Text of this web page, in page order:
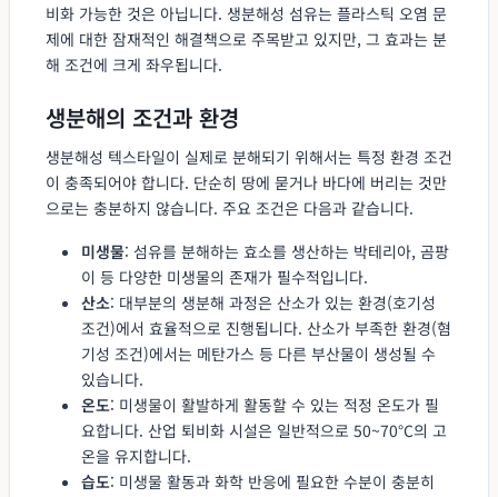
비화 가능한 것은 아닙니다. 생분해성 섬유는 플라스틱 오염 문
제에 대한 잠재적인 해결책으로 주목받고 있지만, 그 효과는 분
해 조건에 크게 좌우됩니다.
생분해의 조건과 환경
생분해성 텍스타일이 실제로 분해되기 위해서는 특정 환경 조건
이 충족되어야 합니다. 단순히 땅에 묻거나 바다에 버리는 것만
으로는 충분하지 않습니다. 주요 조건은 다음과 같습니다.
미생물: 섬유를 분해하는 효소를 생산하는 박테리아, 곰팡
이 등 다양한 미생물의 존재가 필수적입니다.
산소: 대부분의 생분해 과정은 산소가 있는 환경(호기성
조건)에서 효율적으로 진행됩니다. 산소가 부족한 환경(혐
기성 조건)에서는 메탄가스 등 다른 부산물이 생성될 수
있습니다.
온도: 미생물이 활발하게 활동할 수 있는 적정 온도가 필
요합니다. 산업 퇴비화 시설은 일반적으로 50~70°C의 고
온을 유지합니다.
습도: 미생물 활동과 화학 반응에 필요한 수분이 충분히